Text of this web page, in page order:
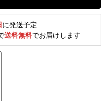
に発送予定
送料無料でお届けします